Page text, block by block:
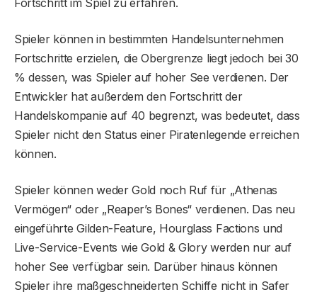
Fortschritt im Spiel zu erfahren.
Spieler können in bestimmten Handelsunternehmen
Fortschritte erzielen, die Obergrenze liegt jedoch bei 30
% dessen, was Spieler auf hoher See verdienen. Der
Entwickler hat außerdem den Fortschritt der
Handelskompanie auf 40 begrenzt, was bedeutet, dass
Spieler nicht den Status einer Piratenlegende erreichen
können.
Spieler können weder Gold noch Ruf für „Athenas
Vermögen“ oder „Reaper’s Bones“ verdienen. Das neu
eingeführte Gilden-Feature, Hourglass Factions und
Live-Service-Events wie Gold & Glory werden nur auf
hoher See verfügbar sein. Darüber hinaus können
Spieler ihre maßgeschneiderten Schiffe nicht in Safer